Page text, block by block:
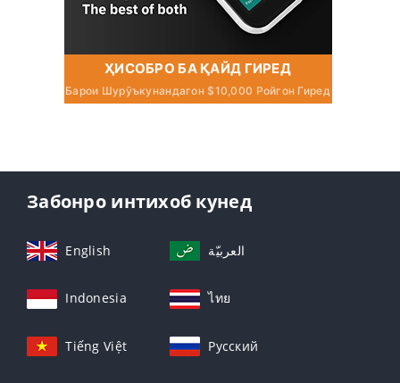
ҲИСОБРО БА ҚАЙД ГИРЕД
Барои Шурӯъкунандагон $10,000 Ройгон Гиред
Забонро интихоб кунед
English العربيّة
Indonesia ไทย
Tiếng Việt Русский